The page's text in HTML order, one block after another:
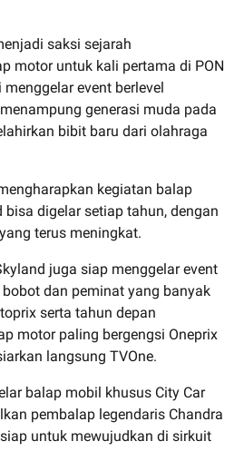
saksi sejarah
motor untuk kali pertama di PON
event berlevel
generasi muda pada
bibit baru dari olahraga
kegiatan balap
digelar setiap tahun, dengan
terus meningkat.
juga siap menggelar event
dan peminat yang banyak
serta tahun depan
motor paling bergengsi Oneprix
langsung TVOne.
balap mobil khusus City Car
pembalap legendaris Chandra
untuk mewujudkan di sirkuit